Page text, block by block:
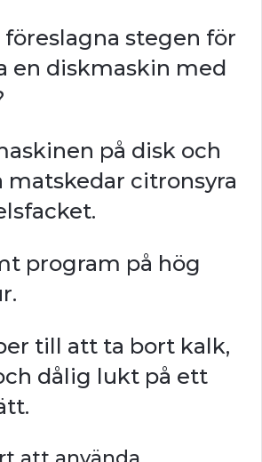
föreslagna stegen för
en diskmaskin med
på disk och
matskedar citronsyra
program på hög
till att ta bort kalk,
dålig lukt på ett